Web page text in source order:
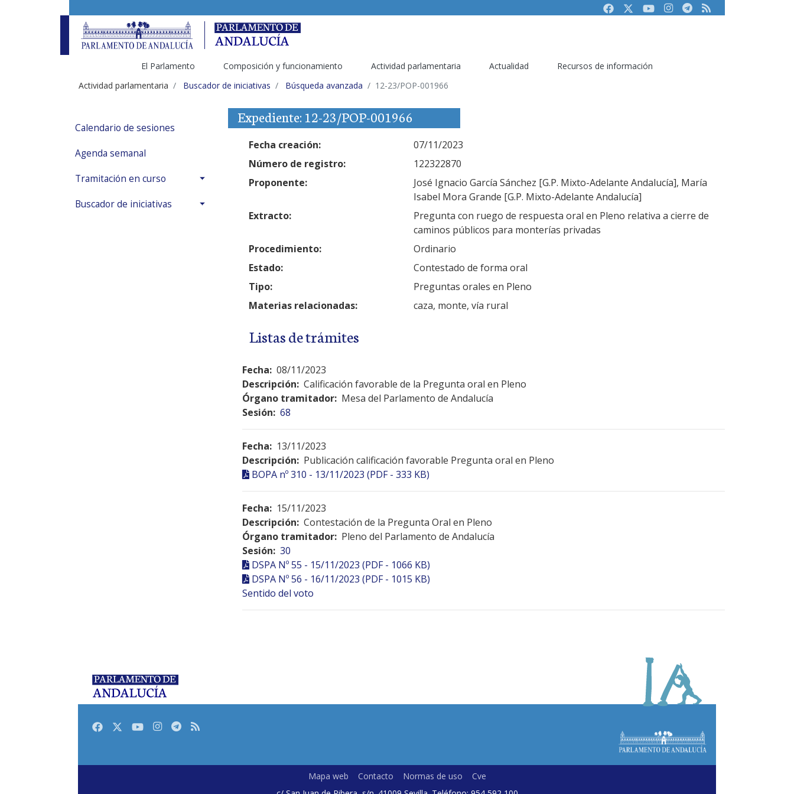
FacebookTwitterYoutubeInstagram
Telegram
RSS
El Parlamento Composición y funcionamiento Actividad parlamentaria Actualidad
Recursos de información
Actividad parlamentaria
Buscador de iniciativas Búsqueda avanzada 12-23/POP-001966
Calendario de sesiones
Agenda semanal
Tramitación en curso
Buscador de iniciativas
Expediente: 12-23/POP-001966
Fecha creación:
07/11/2023
Número de registro:
122322870
Proponente:
José Ignacio García Sánchez [G.P. Mixto-Adelante Andalucía], María
Isabel Mora Grande [G.P. Mixto-Adelante Andalucía]
Extracto:
Pregunta con ruego de respuesta oral en Pleno relativa a cierre de
caminos públicos para monterías privadas
Procedimiento:
Ordinario
Estado:
Contestado de forma oral
Tipo:
Preguntas orales en Pleno
Materias relacionadas:
caza, monte, vía rural
Listas de trámites
Fecha: 08/11/2023
Descripción: Calificación favorable de la Pregunta oral en Pleno
Órgano tramitador: Mesa del Parlamento de Andalucía
Sesión: 68
Fecha: 13/11/2023
Descripción: Publicación calificación favorable Pregunta oral en Pleno
BOPA nº 310 - 13/11/2023 (PDF - 333 KB)
Fecha: 15/11/2023
Descripción: Contestación de la Pregunta Oral en Pleno
Órgano tramitador: Pleno del Parlamento de Andalucía
Sesión: 30
DSPA Nº 55 - 15/11/2023 (PDF - 1066 KB)
DSPA Nº 56 - 16/11/2023 (PDF - 1015 KB)
Sentido del voto
FacebookTwitterYoutubeInstagram
Telegram
RSS
Mapa web Contacto Normas de uso
Cve